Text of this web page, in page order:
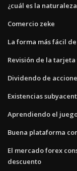
¿cuál es la
Comercio zeke
La forma más fácil
Revisión de la
Dividendo de
Existencias
Aprendiendo el
Buena plataforma
El mercado forex
descuento